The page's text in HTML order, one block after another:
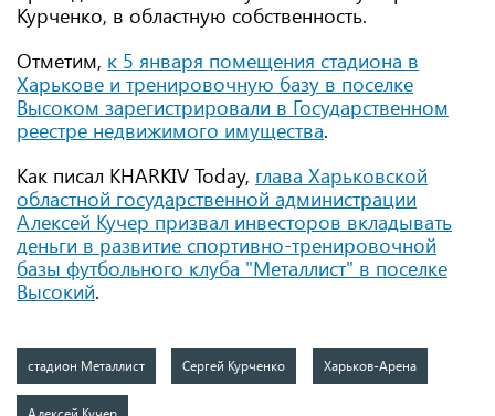
Курченко, в областную собственность.
Отметим, к 5 января помещения стадиона в
Харькове и тренировочную базу в поселке
Высоком зарегистрировали в Государственном
реестре недвижимого имущества.
Как писал KHARKIV Today, глава Харьковской
областной государственной администрации
Алексей Кучер призвал инвесторов вкладывать
деньги в развитие спортивно-тренировочной
базы футбольного клуба "Металлист" в поселке
Высокий.
стадион Металлист Сергей Курченко Харьков-Арена